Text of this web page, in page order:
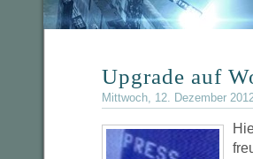
Upgrade auf
Mittwoch, 12. Dezember